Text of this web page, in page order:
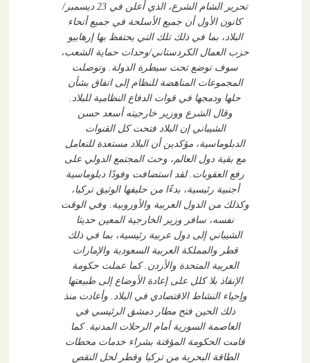
تحرير الشام الشرع، الذي أعلن في 23 ديسمبر/
كانون الأول أن جميع الأسلحة في جميع أنحاء
البلاد، بما في ذلك تلك التي يحتفظ بها إرهابيو
حزب العمال الكردستاني/وحدات حماية الشعب،
سوف توضع تحت سيطرة الدولة. وتوصلت
المجموعات المناهضة للنظام إلى اتفاق بشأن
حلها ودمجها في قوات الدفاع النظامية للبلاد.
وقال الشرع ووزير خارجيته أسعد حسن
الشيباني إن البلاد فتحت كل القنوات
الدبلوماسية، مؤكدين أن البلاد مستعدة للتعامل
مع بقية دول العالم، وحث المجتمع الدولي على
رفع العقوبات. لقد استضافت وفودًا دبلوماسية
أجنبية رئيسية، بدءًا من حليفها الوثيق تركيا،
وكذلك من الدول العربية والأوروبية. وفي الوقت
نفسه، سافر وزير الخارجية المعين حديثا
الشيباني إلى دول عربية رئيسية، بما في ذلك
قطر والمملكة العربية السعودية والإمارات
العربية المتحدة والأردن. كما عملت حكومة
الإنقاذ بلا كلل على إعادة الأوضاع إلى طبيعتها
وإحياء النشاط الاقتصادي في البلاد. وأعادت منذ
ذلك الحين فتح مطار دمشق الرئيسي في
العاصمة السورية أمام الرحلات المدنية. كما
قامت الحكومة المؤقتة بشراء خدمات محطات
الطاقة البحرية من تركيا وقطر لحل النقص